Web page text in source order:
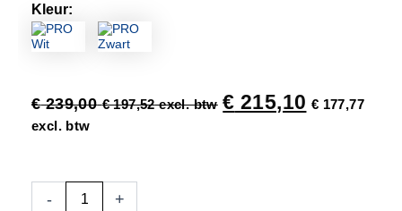
Kleur:
€239,00 €197,52excl. btw € 215,10 € 177,77
excl. btw
-
Beveiligingscamera
+